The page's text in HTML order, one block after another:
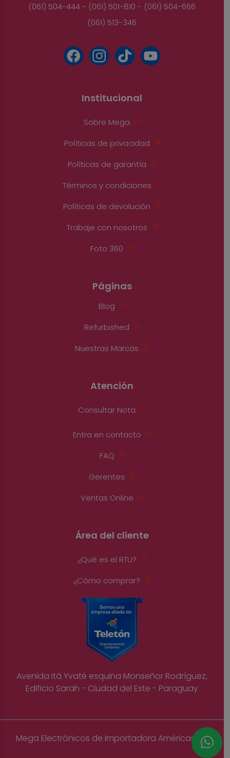
(061) 504-444 - (061) 501-810 - (061) 504-666
(061) 513-346
Institucional
Sobre Mega
Políticas de privacidad
Políticas de garantía
Términos y condiciones
Políticas de devolución
Trabaje con nosotros
Foto 360
Páginas
Blog
Refurbished
Nuestras Marcas
Atención
Consultar Nota
Entra en contacto
FAQ
Gerentes
Ventas Online
Área del cliente
¿Qué es el RTU?
¿Cómo comprar?
Avenida Itá Yvaté esquina Monseñor Rodríguez,
Edificio Sarah - Ciudad del Este - Paraguay
Mega Electrónicos de Importadora Américas S.A